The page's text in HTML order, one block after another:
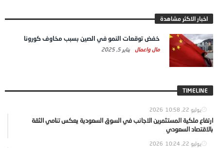
اخبار الاكثر مشاهدة
خفض توقعات النمو في الصين بسبب مخاوف كورونا
مال واعمال يناير 5, 2025
TIMELINE
يوليو 22, 2026 10:58
ارتفاع ملكية المستثمرين الاجانب في السوق السعودية يعكس تنامي الثقة
بالاقتصاد السعودي
يوليو 22, 2026 10:24